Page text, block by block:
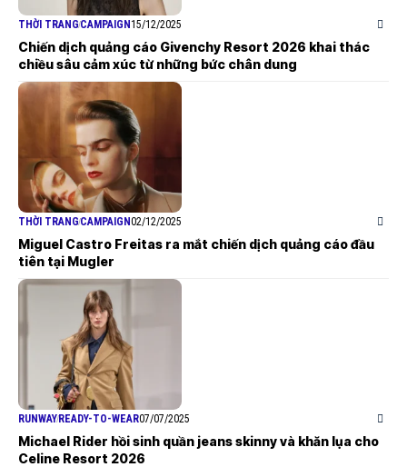
THỜI TRANGCAMPAIGN 15/12/2025
Chiến dịch quảng cáo Givenchy Resort 2026 khai thác
chiều sâu cảm xúc từ những bức chân dung
THỜI TRANGCAMPAIGN02/12/2025
Miguel Castro Freitas ra mắt chiến dịch quảng cáo đầu
tiên tại Mugler
RUNWAYREADY-TO-WEAR07/07/2025
Michael Rider hồi sinh quần jeans skinny và khăn lụa cho
Celine Resort 2026